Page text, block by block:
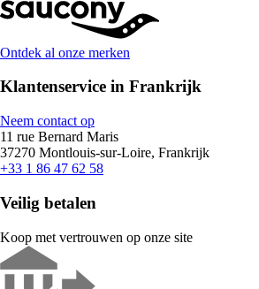
Ontdek al onze merken
Klantenservice in Frankrijk
Neem contact op
11 rue Bernard Maris
37270 Montlouis-sur-Loire, Frankrijk
+33 1 86 47 62 58
Veilig betalen
Koop met vertrouwen op onze site